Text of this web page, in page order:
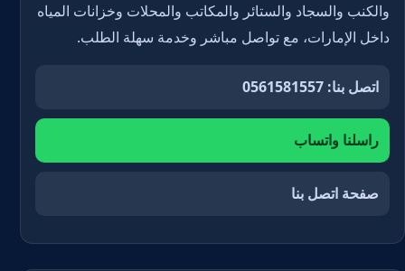
والكنب والسجاد والستائر والمكاتب والمحلات وخزانات المياه
داخل الإمارات، مع تواصل مباشر وخدمة سهلة الطلب.
اتصل بنا: 0561581557
راسلنا واتساب
صفحة اتصل بنا